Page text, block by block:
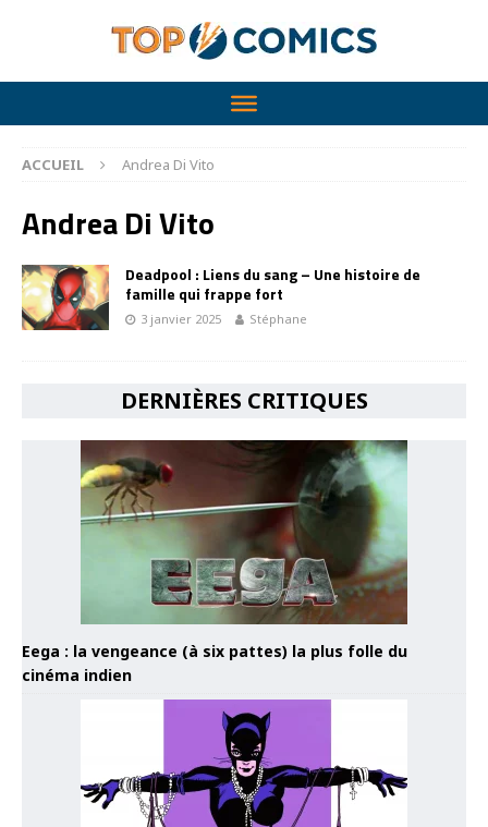
ACCUEIL Andrea Di Vito
Andrea Di Vito
Deadpool : Liens du sang – Une histoire de
famille qui frappe fort
3 janvier 2025 Stéphane
DERNIÈRES CRITIQUES
Eega : la vengeance (à six pattes) la plus folle du
cinéma indien